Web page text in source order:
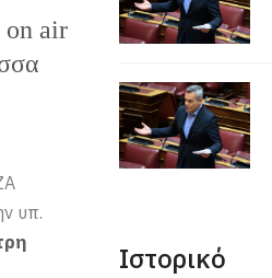
on air
υπ.
Ιστορικό